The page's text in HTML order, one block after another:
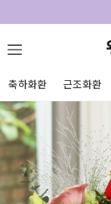
축하화환 근조화환